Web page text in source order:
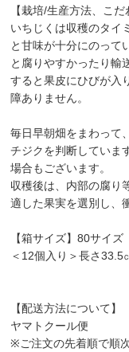
【栽培/生産方法、こだ
いちじくは収穫のタイ
と甘味が十分にのって
と腐りやすかったり輸
すると果皮にひびが入
障ありません。
毎日早朝畑をまわって
チジクを判断していま
場合もございます。
収穫後は、内部の腐り
適した果実を選別し、
【箱サイズ】80サイズ
＜12個入り＞長さ33.5
【配送方法について】
ヤマトクール便
※ご注文の先着順で順